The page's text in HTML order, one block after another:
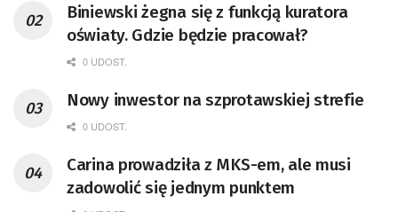
Biniewski żegna się z funkcją kuratora
oświaty. Gdzie będzie pracował?
0 UDOST.
Nowy inwestor na szprotawskiej strefie
0 UDOST.
Carina prowadziła z MKS-em, ale musi
zadowolić się jednym punktem